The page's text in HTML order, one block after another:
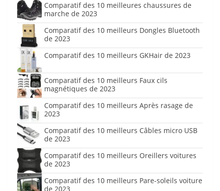
Comparatif des 10 meilleures chaussures de
marche de 2023
Comparatif des 10 meilleurs Dongles Bluetooth
de 2023
Comparatif des 10 meilleurs GKHair de 2023
Comparatif des 10 meilleurs Faux cils
magnétiques de 2023
Comparatif des 10 meilleurs Après rasage de
2023
Comparatif des 10 meilleurs Câbles micro USB
de 2023
Comparatif des 10 meilleurs Oreillers voitures
de 2023
Comparatif des 10 meilleurs Pare-soleils voiture
de 2023